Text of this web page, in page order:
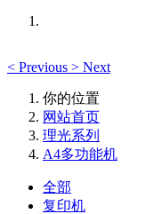
< Previous > Next
你的位置
网站首页
理光系列
A4多功能机
全部
复印机